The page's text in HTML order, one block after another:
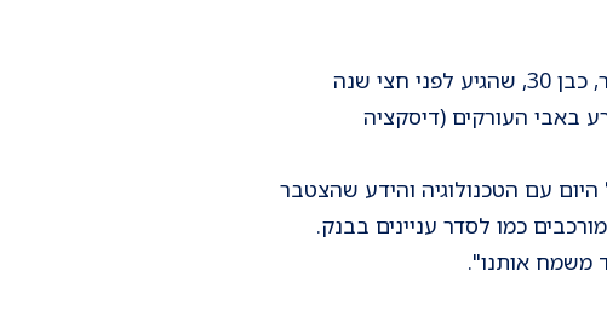
ביום שהגעתי לראיין את ד"ר אנה סז'ין היא בדיוק חזרה מביקור בחדרו של מטופל צעיר, כבן 30, שהגיע לפני חצי שנה
באבי העורקים (דיסקציה
עם הטכנולוגיה והידע שהצטבר
כמו לסדר עניינים בבנק.
משמח אותנו".